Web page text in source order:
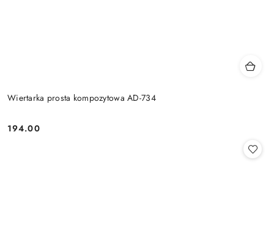
Wiertarka prosta kompozytowa AD-734
Cena:
194.00